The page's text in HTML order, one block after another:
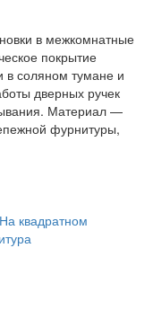
в межкомнатные
покрытие
в соляном тумане и
дверных ручек
Материал —
фурнитуры,
На квадратном